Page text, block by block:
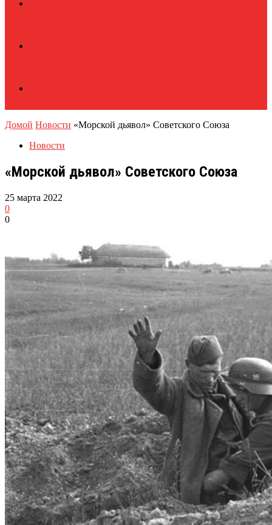
Домой Новости «Морской дьявол» Советского Союза
Новости
«Морской дьявол» Советского Союза
25 марта 2022
0
0